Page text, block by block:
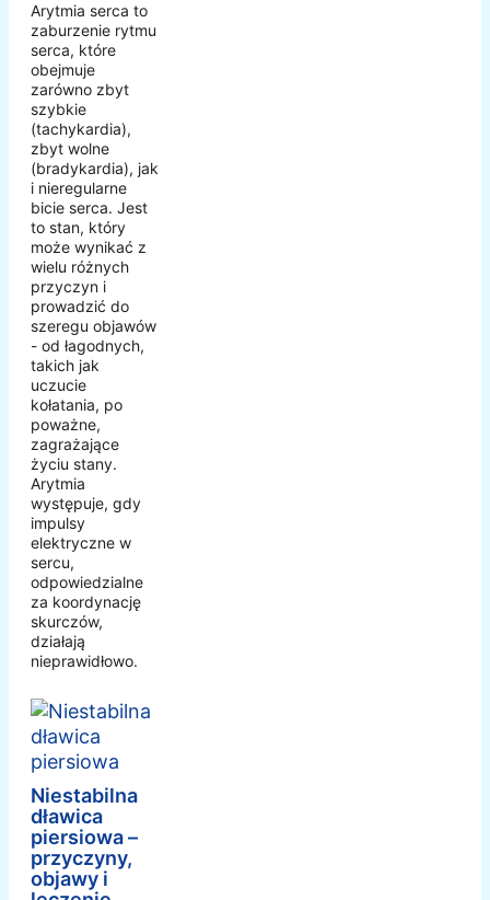
Arytmia serca to
zaburzenie rytmu
serca, które
obejmuje
zarówno zbyt
szybkie
(tachykardia),
zbyt wolne
(bradykardia), jak
i nieregularne
bicie serca. Jest
to stan, który
może wynikać z
wielu różnych
przyczyn i
prowadzić do
szeregu objawów
- od łagodnych,
takich jak
uczucie
kołatania, po
poważne,
zagrażające
życiu stany.
Arytmia
występuje, gdy
impulsy
elektryczne w
sercu,
odpowiedzialne
za koordynację
skurczów,
działają
nieprawidłowo.
Niestabilna
dławica
piersiowa –
przyczyny,
objawy i